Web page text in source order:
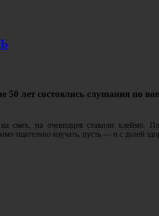
лет состоялись слушания по
смех, на очевидцев ставили клеймо.
тщательно изучать, пусть — и с долей